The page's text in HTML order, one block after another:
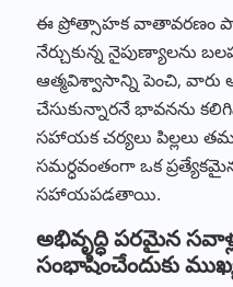
ఈ ప్రోత్సాహక వాతావరణం
నేర్చుకున్న నైపుణ్యాలను
ఆత్మవిశ్వాసాన్ని పెంచి, వారు
చేసుకున్నారనే భావనను
సహాయక చర్యలు పిల్లలు
సమర్ధవంతంగా ఒక
సహాయపడతాయి.
అభివృద్ధి పరమైన
సంభాషించేందుకు